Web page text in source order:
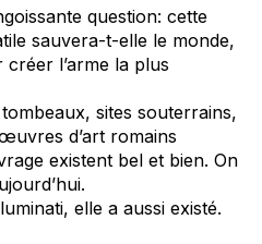
question: cette
sauvera-t-elle le monde,
l’arme la plus
sites souterrains,
d’art romains
existent bel et bien. On
elle a aussi existé.